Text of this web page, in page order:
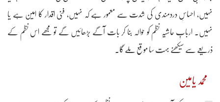
نہیں، احساسِ دردمندی کی شدت سے معمور ہے کہ نہیں، فنی اقدار کا امین ہے یا
نہیں۔ اربابِ حاشیہ نظم کو حوالہ بنا کر بات آگے بڑھائیں گے تو مجھے اس نظم کے
ذریعے سے سیکھنے بہت سا موقع ملے گا۔
محمد یامین